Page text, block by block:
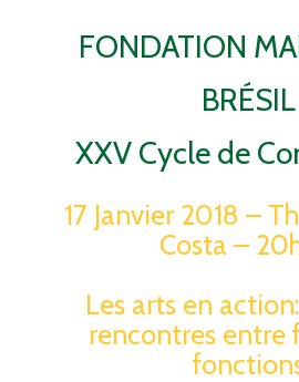
FONDATION
BRÉSIL
XXV Cycle de
17 Janvier 2018 –
Costa –
Les arts en
rencontres entre